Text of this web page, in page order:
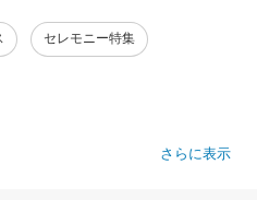
セレモニー特集
さらに表示